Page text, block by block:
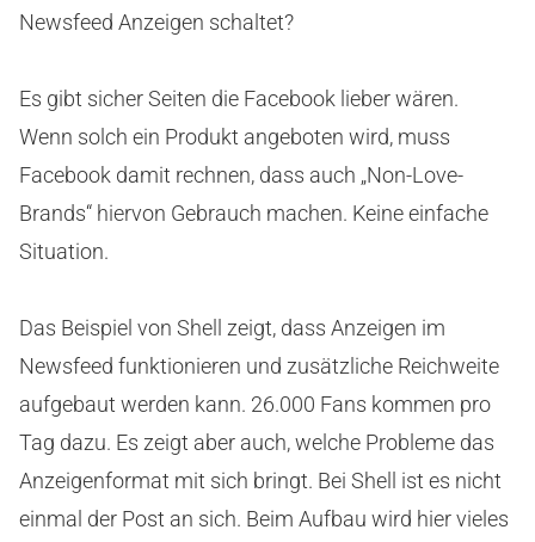
Newsfeed Anzeigen schaltet?
Es gibt sicher Seiten die Facebook lieber wären.
Wenn solch ein Produkt angeboten wird, muss
Facebook damit rechnen, dass auch „Non-Love-
Brands“ hiervon Gebrauch machen. Keine einfache
Situation.
Das Beispiel von Shell zeigt, dass Anzeigen im
Newsfeed funktionieren und zusätzliche Reichweite
aufgebaut werden kann. 26.000 Fans kommen pro
Tag dazu. Es zeigt aber auch, welche Probleme das
Anzeigenformat mit sich bringt. Bei Shell ist es nicht
einmal der Post an sich. Beim Aufbau wird hier vieles